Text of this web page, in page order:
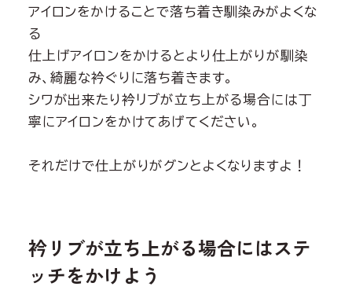
アイロンをかけることで落ち着き馴染みがよくな
る
仕上げアイロンをかけるとより仕上がりが馴染
み、綺麗な衿ぐりに落ち着きます。
シワが出来たり衿リブが立ち上がる場合には丁
寧にアイロンをかけてあげてください。
それだけで仕上がりがグンとよくなりますよ！
衿リブが立ち上がる場合にはステ
ッチをかけよう